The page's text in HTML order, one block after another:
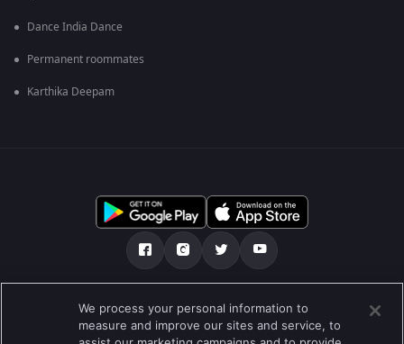
Dance India Dance
Permanent roommates
Karthika Deepam
ഞങ്ങളെക്കുറിച്ച് സഹായകേന്ദ്രം
സ്വകാര്യതാനയം ടേം ഓഫ് യൂസ് Preferences
We process your personal information to
measure and improve our sites and service, to